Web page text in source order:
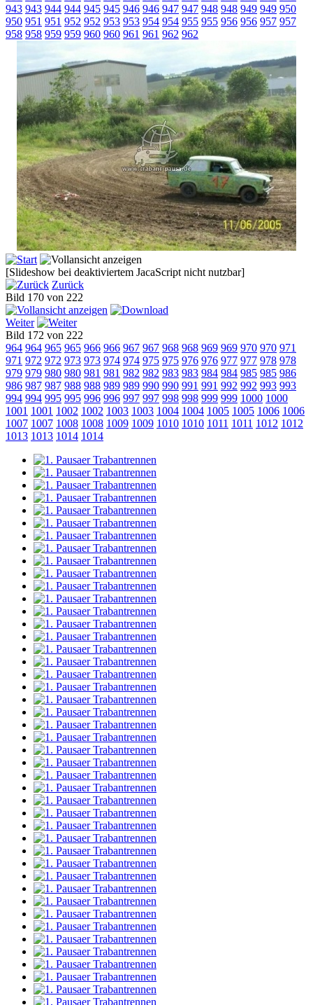
943 943 944 944 945 945 946 946 947 947 948 948 949 949 950
950 951 951 952 952 953 953 954 954 955 955 956 956 957 957
958 958 959 959 960 960 961 961 962 962
[Slideshow bei deaktiviertem JacaScript nicht nutzbar]
Zurück
Bild 170 von 222
Weiter
Bild 172 von 222
964 964 965 965 966 966 967 967 968 968 969 969 970 970 971
971 972 972 973 973 974 974 975 975 976 976 977 977 978 978
979 979 980 980 981 981 982 982 983 983 984 984 985 985 986
986 987 987 988 988 989 989 990 990 991 991 992 992 993 993
994 994 995 995 996 996 997 997 998 998 999 999 1000 1000
1001 1001 1002 1002 1003 1003 1004 1004 1005 1005 1006 1006
1007 1007 1008 1008 1009 1009 1010 1010 1011 1011 1012 1012
1013 1013 1014 1014